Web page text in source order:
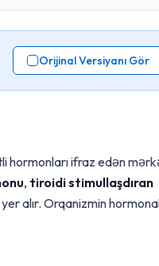
Orijinal Versiyanı Gör
hormonları ifraz edən
, tiroidi stimullaşdıran
yer alır. Orqanizmin